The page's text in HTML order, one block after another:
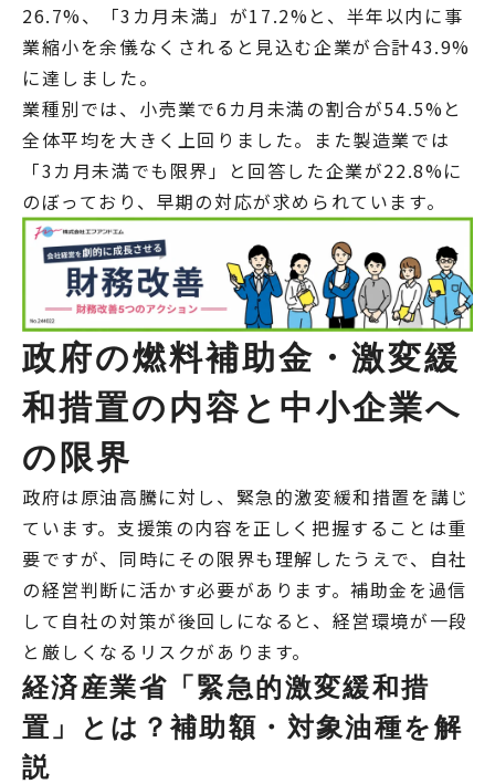
26.7%、「3カ月未満」が17.2%と、半年以内に事
業縮小を余儀なくされると見込む企業が合計43.9%
に達しました。
業種別では、小売業で6カ月未満の割合が54.5%と
全体平均を大きく上回りました。また製造業では
「3カ月未満でも限界」と回答した企業が22.8%に
のぼっており、早期の対応が求められています。
政府の燃料補助金・激変緩
和措置の内容と中小企業へ
の限界
政府は原油高騰に対し、緊急的激変緩和措置を講じ
ています。支援策の内容を正しく把握することは重
要ですが、同時にその限界も理解したうえで、自社
の経営判断に活かす必要があります。補助金を過信
して自社の対策が後回しになると、経営環境が一段
と厳しくなるリスクがあります。
経済産業省「緊急的激変緩和措
置」とは？補助額・対象油種を解
説